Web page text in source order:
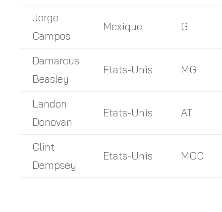
Jorge
Campos
Mexique G
Damarcus
Beasley
Etats-Unis MG
Landon
Donovan
Etats-Unis AT
Clint
Dempsey
Etats-Unis MOC